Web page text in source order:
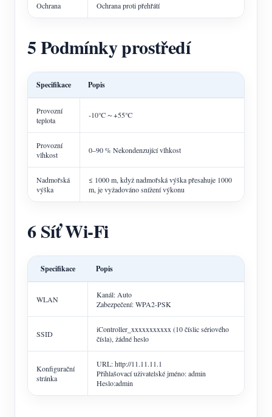
Ochrana Ochrana proti přehřátí
5 Podmínky prostředí
Specifikace Popis
Provozní
teplota
-10℃～+55℃
Provozní
vlhkost
0–90 % Nekondenzující vlhkost
Nadmořská
výška
≤ 1000 m, když nadmořská výška přesahuje 1000
m, je vyžadováno snížení výkonu
6 Síť Wi-Fi
Specifikace Popis
WLAN
Kanál: Auto
Zabezpečení: WPA2-PSK
SSID
iController_xxxxxxxxxxx (10 číslic sériového
čísla), žádné heslo
Konfigurační
stránka
URL: http://11.11.11.1
Přihlašovací uživatelské jméno: admin
Heslo:admin